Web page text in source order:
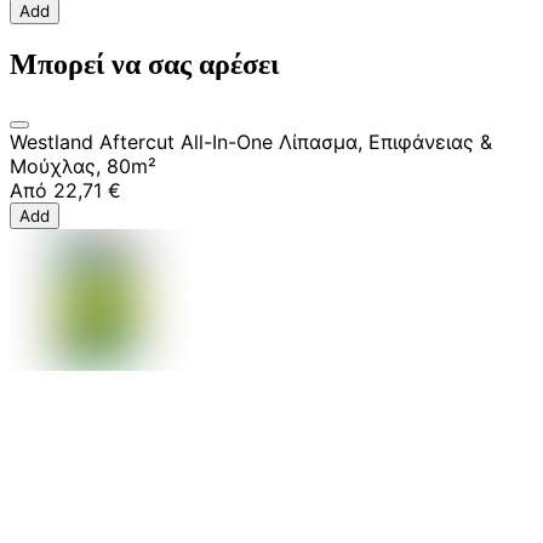
Add
Μπορεί να σας αρέσει
Westland Aftercut All-In-One Λίπασμα, Επιφάνειας &
Μούχλας, 80m²
Από 22,71 €
Add